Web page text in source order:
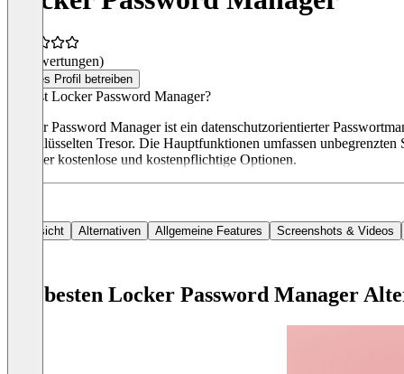
(0 Bewertungen)
Dieses Profil betreiben
Was ist Locker Password Manager?
Locker Password Manager ist ein datenschutzorientierter
verschlüsselten Tresor. Die Hauptfunktionen umfassen
darunter kostenlose und kostenpflichtige Optionen.
Übersicht Alternativen Allgemeine Features Screenshots & Videos
Die besten Locker Password Manager